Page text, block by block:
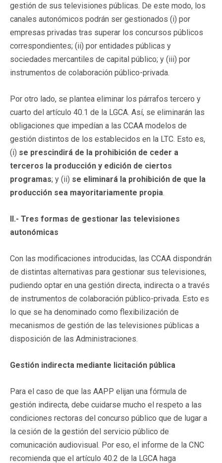
gestión de sus televisiones públicas. De este modo, los
canales autonómicos podrán ser gestionados (i) por
empresas privadas tras superar los concursos públicos
correspondientes; (ii) por entidades públicas y
sociedades mercantiles de capital público; y (iii) por
instrumentos de colaboración público-privada.
Por otro lado, se plantea eliminar los párrafos tercero y
cuarto del artículo 40.1 de la LGCA. Así, se eliminarán las
obligaciones que impedían a las CCAA modelos de
gestión distintos de los establecidos en la LTC. Esto es,
(i) se prescindirá de la prohibición de ceder a
terceros la producción y edición de ciertos
programas; y (ii) se eliminará la prohibición de que la
producción sea mayoritariamente propia.
II.- Tres formas de gestionar las televisiones
autonómicas
Con las modificaciones introducidas, las CCAA dispondrán
de distintas alternativas para gestionar sus televisiones,
pudiendo optar en una gestión directa, indirecta o a través
de instrumentos de colaboración público-privada. Esto es
lo que se ha denominado como flexibilización de
mecanismos de gestión de las televisiones públicas a
disposición de las Administraciones.
Gestión indirecta mediante licitación pública
Para el caso de que las AAPP elijan una fórmula de
gestión indirecta, debe cuidarse mucho el respeto a las
condiciones rectoras del concurso público que de lugar a
la cesión de la gestión del servicio público de
comunicación audiovisual. Por eso, el informe de la CNC
recomienda que el artículo 40.2 de la LGCA haga